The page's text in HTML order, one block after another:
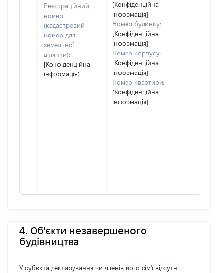
Реєстраційний
номер
(кадастровий
номер для
земельної
ділянки):
[Конфіденційна
інформація]
[Конфіденційна
інформація]
Номер будинку:
[Конфіденційна
інформація]
Номер корпусу:
[Конфіденційна
інформація]
Номер квартири:
[Конфіденційна
інформація]
4. Об'єкти незавершеного
будівництва
У суб'єкта декларування чи членів його сім'ї відсутні